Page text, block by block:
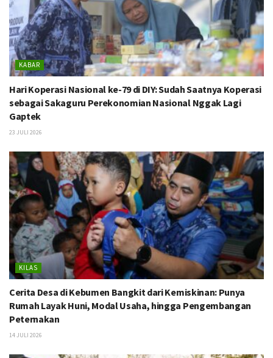
KABAR
Hari Koperasi Nasional ke-79 di DIY: Sudah Saatnya Koperasi
sebagai Sakaguru Perekonomian Nasional Nggak Lagi
Gaptek
23 JULI 2026
KILAS
Cerita Desa di Kebumen Bangkit dari Kemiskinan: Punya
Rumah Layak Huni, Modal Usaha, hingga Pengembangan
Peternakan
14 JULI 2026